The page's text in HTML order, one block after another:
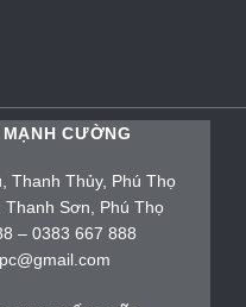
CƯỜNG
Thanh Thủy, Phú Thọ
Thanh Sơn, Phú Thọ
– 0383 667 888